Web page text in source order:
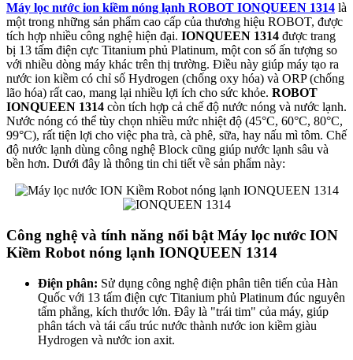
Máy lọc nước ion kiềm nóng lạnh ROBOT IONQUEEN 1314 là
một trong những sản phẩm cao cấp của thương hiệu ROBOT, được
tích hợp nhiều công nghệ hiện đại. IONQUEEN 1314 được trang
bị 13 tấm điện cực Titanium phủ Platinum, một con số ấn tượng so
với nhiều dòng máy khác trên thị trường. Điều này giúp máy tạo ra
nước ion kiềm có chỉ số Hydrogen (chống oxy hóa) và ORP (chống
lão hóa) rất cao, mang lại nhiều lợi ích cho sức khỏe. ROBOT
IONQUEEN 1314 còn tích hợp cả chế độ nước nóng và nước lạnh.
Nước nóng có thể tùy chọn nhiều mức nhiệt độ (45°C, 60°C, 80°C,
99°C), rất tiện lợi cho việc pha trà, cà phê, sữa, hay nấu mì tôm. Chế
độ nước lạnh dùng công nghệ Block cũng giúp nước lạnh sâu và
bền hơn. Dưới đây là thông tin chi tiết về sản phẩm này:
Công nghệ và tính năng nổi bật Máy lọc nước ION
Kiềm Robot nóng lạnh IONQUEEN 1314
Điện phân: Sử dụng công nghệ điện phân tiên tiến của Hàn
Quốc với 13 tấm điện cực Titanium phủ Platinum đúc nguyên
tấm phẳng, kích thước lớn. Đây là "trái tim" của máy, giúp
phân tách và tái cấu trúc nước thành nước ion kiềm giàu
Hydrogen và nước ion axit.